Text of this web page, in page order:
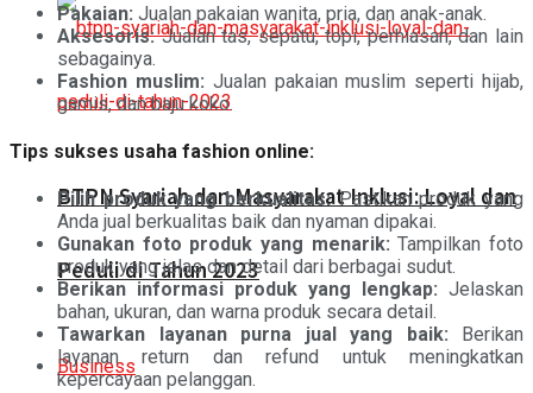
BTPN Syariah dan Masyarakat Inklusi: Loyal dan
Peduli di Tahun 2023
Business
Pakaian: Jualan pakaian wanita, pria, dan anak-anak.
Aksesoris:Jualan tas, sepatu, topi, perhiasan, dan lain
sebagainya.
Fashion muslim: Jualan pakaian muslim seperti hijab,
gamis, dan baju koko.
Tips sukses usaha fashion online:
Pilih produk yang berkualitas:Pastikan produk yang
Anda jual berkualitas baik dan nyaman dipakai.
Gunakan foto produk yang menarik: Tampilkan foto
produk yang jelas dan detail dari berbagai sudut.
Berikan informasi produk yang lengkap: Jelaskan
bahan, ukuran, dan warna produk secara detail.
Tawarkan layanan purna jual yang baik: Berikan
layanan return dan refund untuk meningkatkan
kepercayaan pelanggan.